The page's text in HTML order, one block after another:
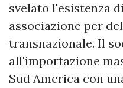
svelato l'esistenza
associazione per
transnazionale. Il
all'importazione
Sud America con